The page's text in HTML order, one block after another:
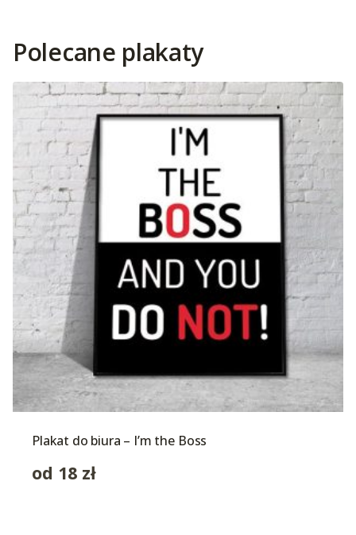
Polecane plakaty
Plakat do biura – I’m the Boss
od 18 zł